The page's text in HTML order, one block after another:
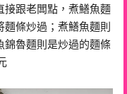
接跟老闆點，煮鱔魚麵
條炒過；煮鱔魚麵則
錦魯麵則是炒過的麵條